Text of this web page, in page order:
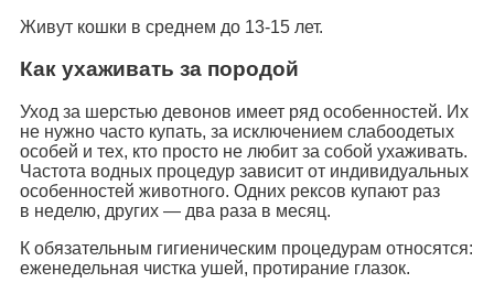
Живут кошки в среднем до 13-15 лет.
Как ухаживать за породой
Уход за шерстью девонов имеет ряд особенностей. Их
не нужно часто купать, за исключением слабоодетых
особей и тех, кто просто не любит за собой ухаживать.
Частота водных процедур зависит от индивидуальных
особенностей животного. Одних рексов купают раз
в неделю, других — два раза в месяц.
К обязательным гигиеническим процедурам относятся:
еженедельная чистка ушей, протирание глазок.